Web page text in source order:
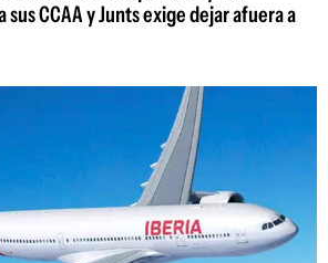
CCAA y Junts exige dejar afuera a